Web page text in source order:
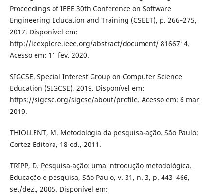
Proceedings of IEEE 30th Conference on Software
Engineering Education and Training (CSEET), p. 266–275,
2017. Disponível em:
http://ieexplore.ieee.org/abstract/document/ 8166714.
Acesso em: 11 fev. 2020.
SIGCSE. Special Interest Group on Computer Science
Education (SIGCSE), 2019. Disponível em:
https://sigcse.org/sigcse/about/profile. Acesso em: 6 mar.
2019.
THIOLLENT, M. Metodologia da pesquisa-ação. São Paulo:
Cortez Editora, 18 ed., 2011.
TRIPP, D. Pesquisa-ação: uma introdução metodológica.
Educação e pesquisa, São Paulo, v. 31, n. 3, p. 443–466,
set/dez., 2005. Disponível em: